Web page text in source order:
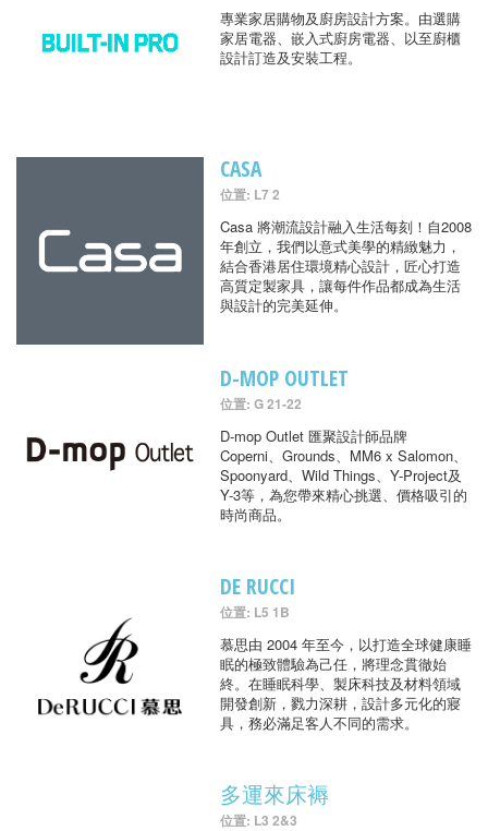
專業家居購物及廚房設計方案。由選購
家居電器、嵌入式廚房電器、以至廚櫃
設計訂造及安裝工程。
CASA
位置: L7 2
Casa 將潮流設計融入生活每刻！自2008
年創立，我們以意式美學的精緻魅力，
結合香港居住環境精心設計，匠心打造
高質定製家具，讓每件作品都成為生活
與設計的完美延伸。
D-MOP OUTLET
位置: G 21-22
D-mop Outlet 匯聚設計師品牌
Coperni、Grounds、MM6 x Salomon、
Spoonyard、Wild Things、Y-Project及
Y-3等，為您帶來精心挑選、價格吸引的
時尚商品。
DE RUCCI
位置: L5 1B
慕思由 2004 年至今，以打造全球健康睡
眠的極致體驗為己任，將理念貫徹始
終。在睡眠科學、製床科技及材料領域
開發創新，戮力深耕，設計多元化的寢
具，務必滿足客人不同的需求。
多運來床褥
位置: L3 2&3